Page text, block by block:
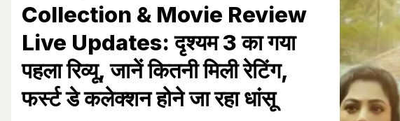
Collection & Movie Review
Live Updates: दृश्यम 3 का गया
पहला रिव्यू, जानें कितनी मिली रेटिंग,
फर्स्ट डे कलेक्शन होने जा रहा धांसू